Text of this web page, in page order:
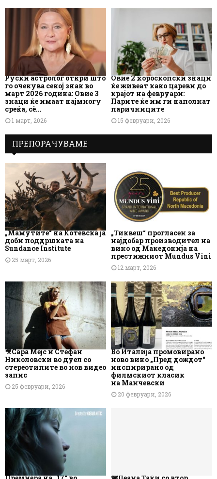
Руски астролог откри што
го очекува секој знак во
март 2026 година: Овие 3
знаци ќе имаат најмногу
среќа, сè...
1 март, 2026
Овие 2 хороскопски знаци
ќе живеат како цареви до
крајот на февруари:
Парите ќе им ги наполнат
паричниците
15 февруари, 2026
ПРЕПОРАЧУВАМЕ
„Мамутите“ на Котевска ја
доби поддршката на
Sundance Institute
25 март, 2026
„Тиквеш“ прогласен за
најдобар производител на
вино од Македонија на
престижниот Mundus Vini
12 март, 2026
🎥Сара Мејс и Стефан
Николовски во дуел со
стереотипите во нов видео
запис
25 февруари, 2026
Во Италија промовирано
ново вино „Пред дождот“
инспирирано од
филмскиот класик
на Манчевски
20 февруари, 2026